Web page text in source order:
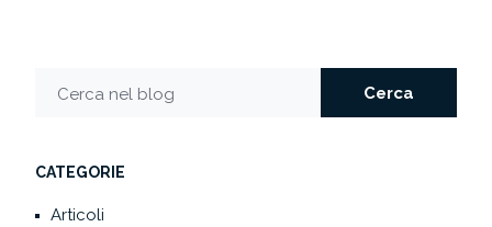
Cerca nel blog Cerca
CATEGORIE
Articoli